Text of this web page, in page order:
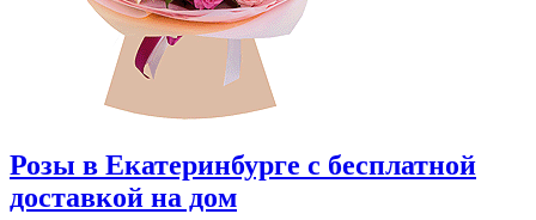
Розы в Екатеринбурге с бесплатной
доставкой на дом